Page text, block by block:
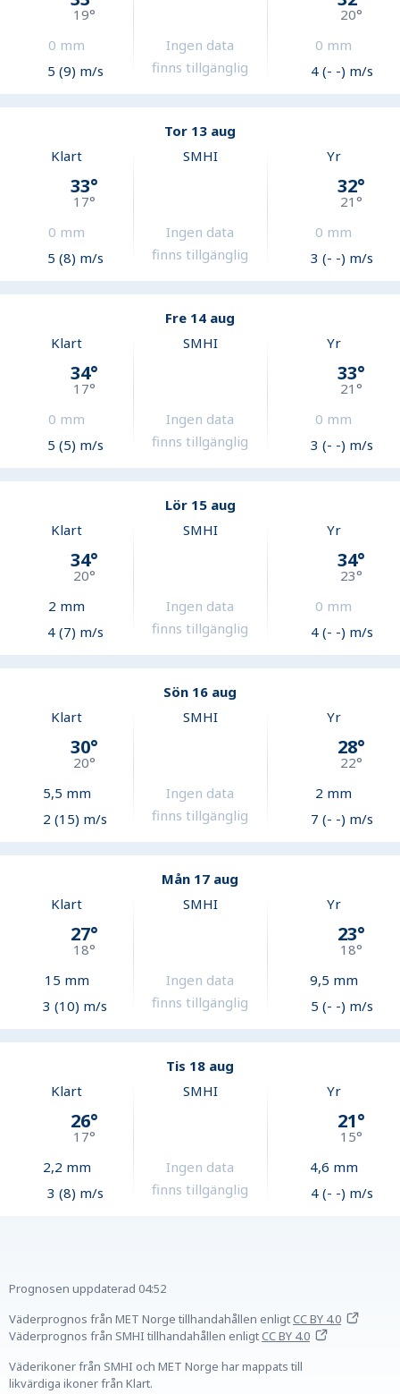
19°
0 mm
5 (9) m/s
Ingen data
finns tillgänglig
20°
0 mm
4 (- -) m/s
Tor 13 aug
Klart
33°
17°
0 mm
5 (8) m/s
SMHI
Ingen data
finns tillgänglig
Yr
32°
21°
0 mm
3 (- -) m/s
Fre 14 aug
Klart
34°
17°
0 mm
5 (5) m/s
SMHI
Ingen data
finns tillgänglig
Yr
33°
21°
0 mm
3 (- -) m/s
Lör 15 aug
Klart
34°
20°
2 mm
4 (7) m/s
SMHI
Ingen data
finns tillgänglig
Yr
34°
23°
0 mm
4 (- -) m/s
Sön 16 aug
Klart
30°
20°
5,5 mm
2 (15) m/s
SMHI
Ingen data
finns tillgänglig
Yr
28°
22°
2 mm
7 (- -) m/s
Mån 17 aug
Klart
27°
18°
15 mm
3 (10) m/s
SMHI
Ingen data
finns tillgänglig
Yr
23°
18°
9,5 mm
5 (- -) m/s
Tis 18 aug
Klart
26°
17°
2,2 mm
3 (8) m/s
SMHI
Ingen data
finns tillgänglig
Yr
21°
15°
4,6 mm
4 (- -) m/s
Prognosen uppdaterad 04:52
Väderprognos från MET Norge tillhandahållen enligtCC BY 4.0
Väderprognos från SMHI tillhandahållen enligtCC BY 4.0
Väderikoner från SMHI och MET Norge har mappats till
likvärdiga ikoner från Klart.